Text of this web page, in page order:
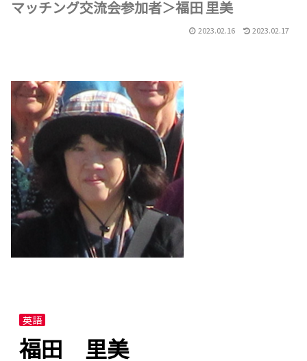
マッチング交流会参加者＞福田 里美
2023.02.16 2023.02.17
英語
福田 里美